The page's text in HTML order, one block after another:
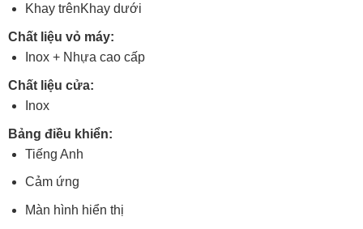
Khay trênKhay dưới
Chất liệu vỏ máy:
Inox + Nhựa cao cấp
Chất liệu cửa:
Inox
Bảng điều khiển:
Tiếng Anh
Cảm ứng
Màn hình hiển thị